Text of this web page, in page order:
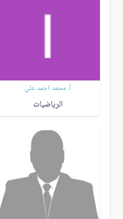
أ. محمد احمد علي
الرياضيات